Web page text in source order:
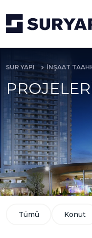
SUR YAPI İNŞAAT
Tümü Konut